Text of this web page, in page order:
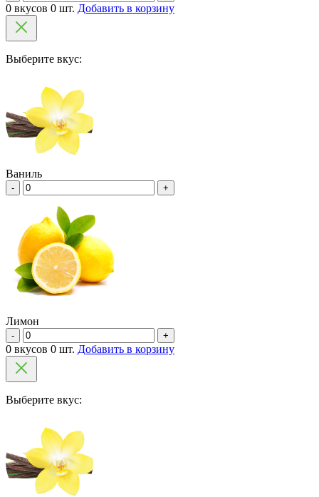
0 вкусов 0 шт. Добавить в корзину
Выберите вкус:
Ваниль
- +
Лимон
- +
0 вкусов 0 шт. Добавить в корзину
Выберите вкус: